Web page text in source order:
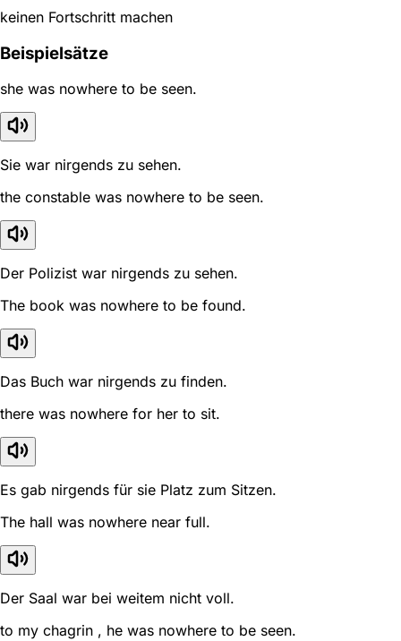
keinen Fortschritt machen
Beispielsätze
she was nowhere to be seen.
Sie war nirgends zu sehen.
the constable was nowhere to be seen.
Der Polizist war nirgends zu sehen.
The book was nowhere to be found.
Das Buch war nirgends zu finden.
there was nowhere for her to sit.
Es gab nirgends für sie Platz zum Sitzen.
The hall was nowhere near full.
Der Saal war bei weitem nicht voll.
to my chagrin , he was nowhere to be seen.